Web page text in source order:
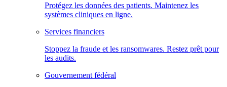
Protégez les données des patients. Maintenez les
systèmes cliniques en ligne.
Services financiers
Stoppez la fraude et les ransomwares. Restez prêt pour
les audits.
Gouvernement fédéral